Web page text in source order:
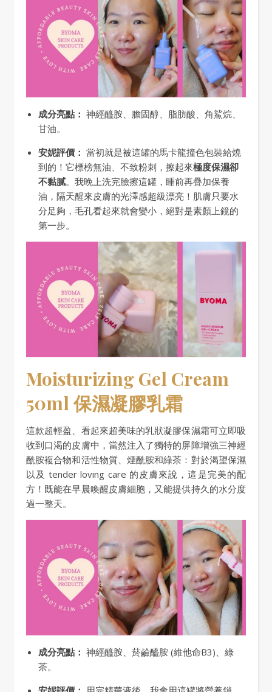
成分亮點： 神經醯胺、膽固醇、脂肪酸、角鯊烷、
甘油。
安妮評價： 當初就是被這罐的馬卡龍撞色包裝給燒
到的！它標榜無油、不致粉刺，擦起來極度保濕卻
不黏膩。我晚上洗完臉擦這罐，睡前再疊加保養
油，隔天醒來皮膚的光澤感超級漂亮！肌膚只要水
分足夠，毛孔看起來就會變小，絕對是素顏上鏡的
第一步。
Moisturizing Gel Cream
50ml 保濕凝膠乳霜
這款超輕盈、看起來超美味的乳狀凝膠保濕霜可立即吸
收到口渴的皮膚中，當然注入了獨特的屏障增強三神經
酰胺複合物和活性物質、煙酰胺和綠茶：對於渴望保濕
以及 tender loving care 的皮膚來說，這是完美的配
方！既能在早晨喚醒皮膚細胞，又能提供持久的水分度
過一整天。
成分亮點： 神經醯胺、菸鹼醯胺 (維他命B3)、綠
茶。